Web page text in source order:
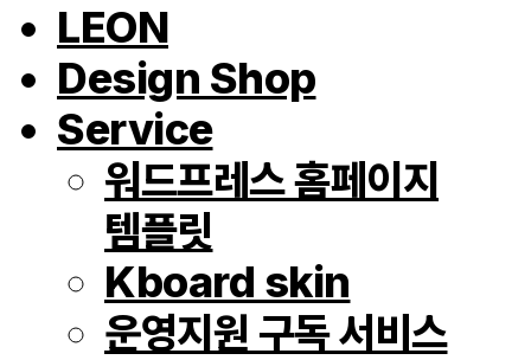
LEON
Design Shop
Service
워드프레스 홈페이지
템플릿
Kboard skin
운영지원 구독 서비스